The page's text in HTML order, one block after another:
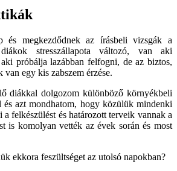
és megkezdődnek az írásbeli vizsgák a
stresszállapota változó, van aki
próbálja lazábban felfogni, de az biztos,
egy kis zabszem érzése.
diákkal dolgozom különböző környékbeli
és azt mondhatom, hogy közülük mindenki
felkészülést és határozott terveik vannak a
is komolyan vették az évek során és most
ekkora feszültséget az utolsó napokban?